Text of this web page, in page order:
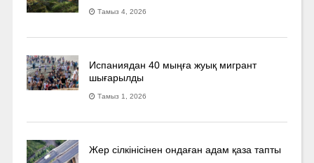
Тамыз 4, 2026
Испаниядан 40 мыңға жуық мигрант
шығарылды
Тамыз 1, 2026
Жер сілкінісінен ондаған адам қаза тапты